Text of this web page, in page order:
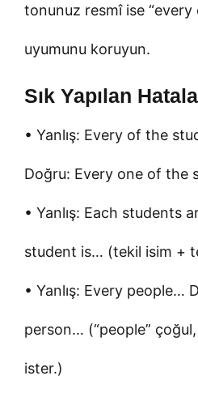
tonunuz resmî ise
uyumunu koruyun.
Sık Yapılan
• Yanlış: Every of the
Doğru: Every one of the
• Yanlış: Each students
student is… (tekil isim +
• Yanlış: Every people…
person… (“people”
ister.)